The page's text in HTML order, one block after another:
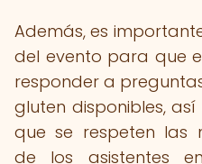
Además, es
del evento para que
responder a
gluten disponibles,
que se respeten las
de los asistentes